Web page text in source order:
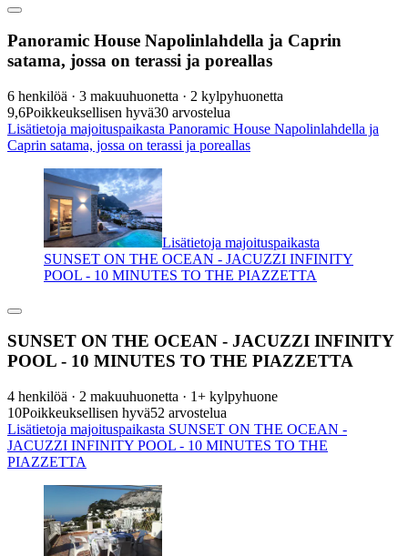
Panoramic House Napolinlahdella ja Caprin
satama, jossa on terassi ja poreallas
6 henkilöä · 3 makuuhuonetta · 2 kylpyhuonetta
9,6Poikkeuksellisen hyvä30 arvostelua
Lisätietoja majoituspaikasta Panoramic House Napolinlahdella ja
Caprin satama, jossa on terassi ja poreallas
Lisätietoja majoituspaikasta
SUNSET ON THE OCEAN - JACUZZI INFINITY
POOL - 10 MINUTES TO THE PIAZZETTA
SUNSET ON THE OCEAN - JACUZZI INFINITY
POOL - 10 MINUTES TO THE PIAZZETTA
4 henkilöä · 2 makuuhuonetta · 1+ kylpyhuone
10Poikkeuksellisen hyvä52 arvostelua
Lisätietoja majoituspaikasta SUNSET ON THE OCEAN -
JACUZZI INFINITY POOL - 10 MINUTES TO THE
PIAZZETTA